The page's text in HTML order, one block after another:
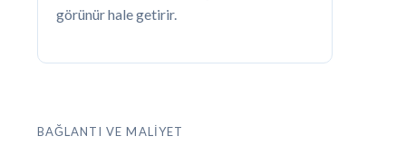
görünür hale getirir.
BAĞLANTI VE MALIYET